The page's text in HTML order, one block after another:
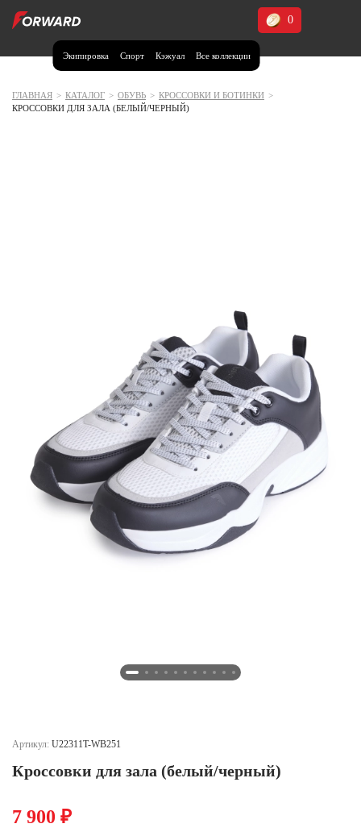
Экипировка Спорт Кэжуал Все коллекции
0
Москва и МО
Республика Башкортостан (3)
Республика Крым (1)
Республика Татарстан (2)
Ростовская область (2)
Самарская область (1)
Санкт-Петербург и ЛО (3)
Саратовская область (1)
ГЛАВНАЯ > КАТАЛОГ > ОБУВЬ > КРОССОВКИ И БОТИНКИ >
КРОССОВКИ ДЛЯ ЗАЛА (БЕЛЫЙ/ЧЕРНЫЙ)
Артикул: U22311T-WB251
Кроссовки для зала (белый/черный)
7 900 ₽